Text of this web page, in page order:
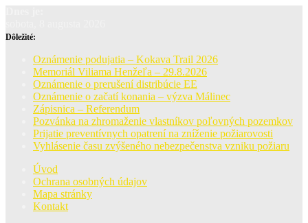
Dôležité:
Oznámenie podujatia – Kokava Trail 2026
Memoriál Viliama Henžeľa – 29.8.2026
Oznámenie o prerušení distribúcie EE
Oznámenie o začatí konania – výzva Málinec
Zápisnica – Referendum
Pozvánka na zhromaženie vlastníkov poľovných pozemkov
Prijatie preventívnych opatrení na zníženie požiarovosti
Vyhlásenie času zvýšeného nebezpečenstva vzniku požiaru
Úvod
Ochrana osobných údajov
Mapa stránky
Kontakt